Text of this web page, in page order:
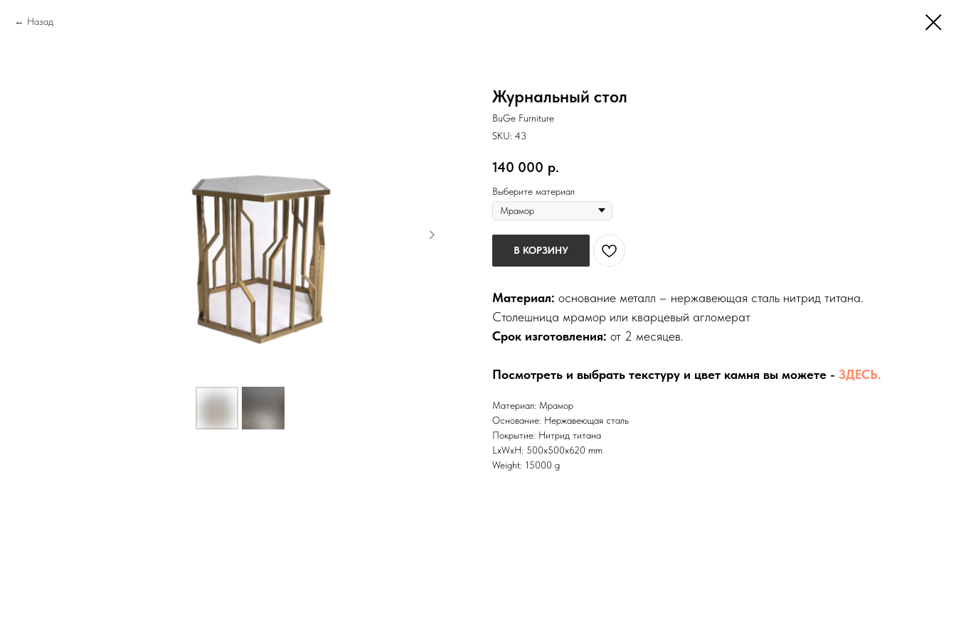
Назад
Журнальный стол
BuGe Furniture
SKU: 43
140 000 р.
Выберите материал
В КОРЗИНУ
Материал: основание металл – нержавеющая сталь нитрид титана.
Столешница мрамор или кварцевый агломерат
Срок изготовления: от 2 месяцев.
Посмотреть и выбрать текстуру и цвет камня вы можете - ЗДЕСЬ.
Материал: Мрамор
Основание: Нержавеющая сталь
Покрытие: Нитрид титана
LxWxH: 500x500x620 mm
Weight: 15000 g